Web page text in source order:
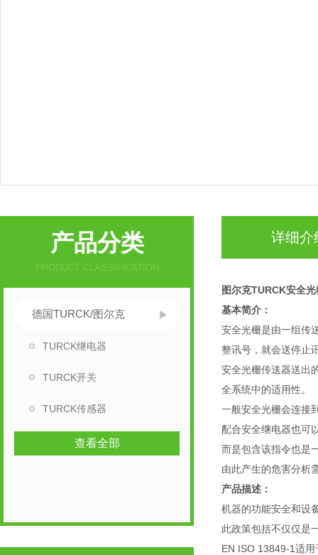
产品分类
PRODUCT CLASSIFICATION
德国TURCK/图尔克
TURCK继电器
TURCK开关
TURCK传感器
查看全部
详细介
图尔克TURCK安全
​基本简介：
安全光栅是由一组传
整讯号，就会送停止
安全光栅传送器送出
全系统中的适用性。
一般安全光栅会连接
配合安全继电器也可
而是包含该指令也是
由此产生的危害分析
产品描述：
机器的功能安全和设
此政策包括不仅仅是
EN ISO 13849-1适